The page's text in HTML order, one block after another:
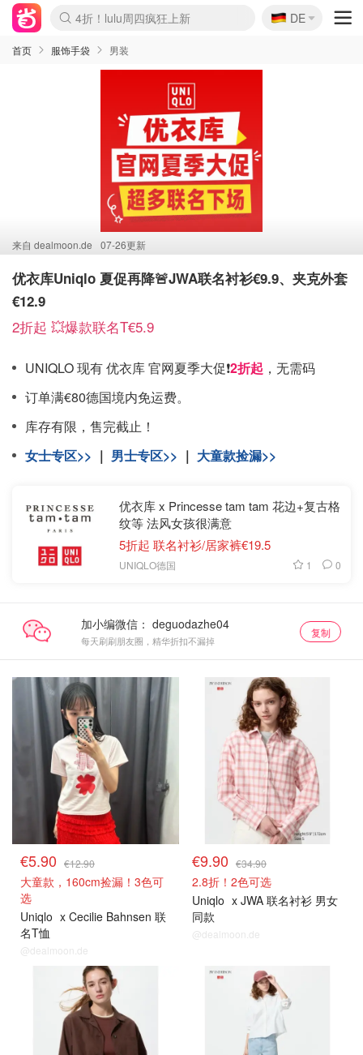
Boticinal 夏促开抢！
4折！lulu周四疯狂上新
还没结束！&OtherStories大促
Joybuy变相75折 随时失效
速领！Stanley独家85折
疑似霸哥！Camper额外叠85折
Zalando 奥莱闪促！每日更新
Moncler反季囤！5折起+叠9折
Coach Brooklyn仅€192
🇩🇪
DE
首页 服饰手袋 男装
来自 dealmoon.de 07-26更新
优衣库Uniqlo 夏促再降🚨JWA联名衬衫€9.9、夹克外套
€12.9
2折起 💥爆款联名T€5.9
UNIQLO 现有 优衣库 官网夏季大促❗️2折起 ，无需码
订单满€80德国境内免运费。
库存有限，售完截止！
女士专区>> ｜ 男士专区>> ｜ 大童款捡漏>>
优衣库 x Princesse tam tam 花边+复古格
纹等 法风女孩很满意
5折起 联名衬衫/居家裤€19.5
UNIQLO德国 1 0
加小编微信：
每天刷刷朋友圈，精华折扣不漏掉
复制
€5.90 €12.90
大童款，160cm捡漏！3色可
选
Uniqlo x Cecilie Bahnsen 联
名T恤
@dealmoon.de
€9.90 €34.90
2.8折！2色可选
Uniqlo x JWA 联名衬衫 男女
同款
@dealmoon.de